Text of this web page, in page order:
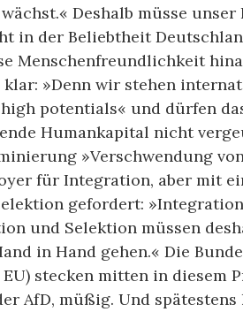
Deshalb müsse
in der Beliebtheit
Menschenfreundlichkeit
»Denn wir stehen
potentials« und dürfen
Humankapital nicht
»Verschwendung
für Integration, aber mit
gefordert:
und Selektion müssen
in Hand gehen.« Die
stecken mitten in diesem
AfD, müßig. Und